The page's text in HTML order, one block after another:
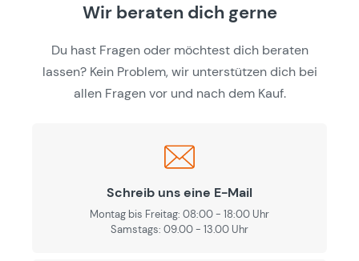
Wir beraten dich gerne
Du hast Fragen oder möchtest dich beraten
lassen? Kein Problem, wir unterstützen dich bei
allen Fragen vor und nach dem Kauf.
Schreib uns eine E-Mail
Montag bis Freitag: 08:00 - 18:00 Uhr
Samstags: 09.00 - 13.00 Uhr